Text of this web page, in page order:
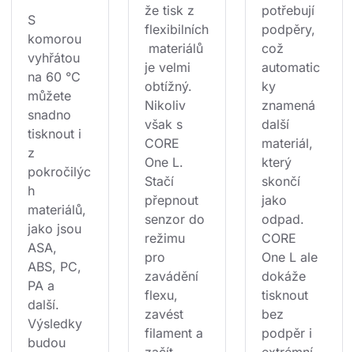
S
komorou
vyhřátou
na 60 °C
můžete
snadno
tisknout i
z
pokročilýc
h
materiálů,
jako jsou
ASA,
ABS, PC,
PA a
další.
Výsledky
budou
že tisk z
flexibilních
materiálů
je velmi
obtížný.
Nikoliv
však s
CORE
One L.
Stačí
přepnout
senzor do
režimu
pro
zavádění
flexu,
zavést
filament a
potřebují
podpěry,
což
automatic
ky
znamená
další
materiál,
který
skončí
jako
odpad.
CORE
One L ale
dokáže
tisknout
bez
podpěr i